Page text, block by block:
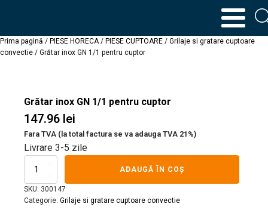
Prima pagină / PIESE HORECA/ PIESE CUPTOARE / Grilaje si gratare cuptoare
convectie / Grătar inox GN 1/1 pentru cuptor
Grătar inox GN 1/1 pentru cuptor
147.96 lei
Fara TVA (la total factura se va adauga TVA 21%)
Livrare 3-5 zile
Cantitate
inox
GN
ADAUGĂ ÎN COȘ
SKU: 300147
Categorie: Grilaje si gratare cuptoare convectie